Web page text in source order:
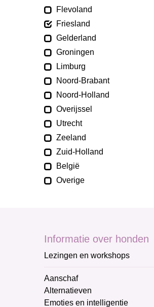
Flevoland
Friesland
Gelderland
Groningen
Limburg
Noord-Brabant
Noord-Holland
Overijssel
Utrecht
Zeeland
Zuid-Holland
België
Overige
Informatie over honden
Lezingen en workshops
Aanschaf
Alternatieven
Emoties en intelligentie